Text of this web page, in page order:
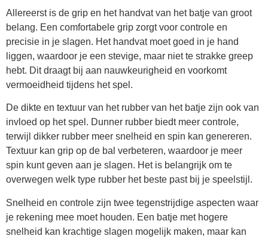
Allereerst is de grip en het handvat van het batje van groot
belang. Een comfortabele grip zorgt voor controle en
precisie in je slagen. Het handvat moet goed in je hand
liggen, waardoor je een stevige, maar niet te strakke greep
hebt. Dit draagt bij aan nauwkeurigheid en voorkomt
vermoeidheid tijdens het spel.
De dikte en textuur van het rubber van het batje zijn ook van
invloed op het spel. Dunner rubber biedt meer controle,
terwijl dikker rubber meer snelheid en spin kan genereren.
Textuur kan grip op de bal verbeteren, waardoor je meer
spin kunt geven aan je slagen. Het is belangrijk om te
overwegen welk type rubber het beste past bij je speelstijl.
Snelheid en controle zijn twee tegenstrijdige aspecten waar
je rekening mee moet houden. Een batje met hogere
snelheid kan krachtige slagen mogelijk maken, maar kan